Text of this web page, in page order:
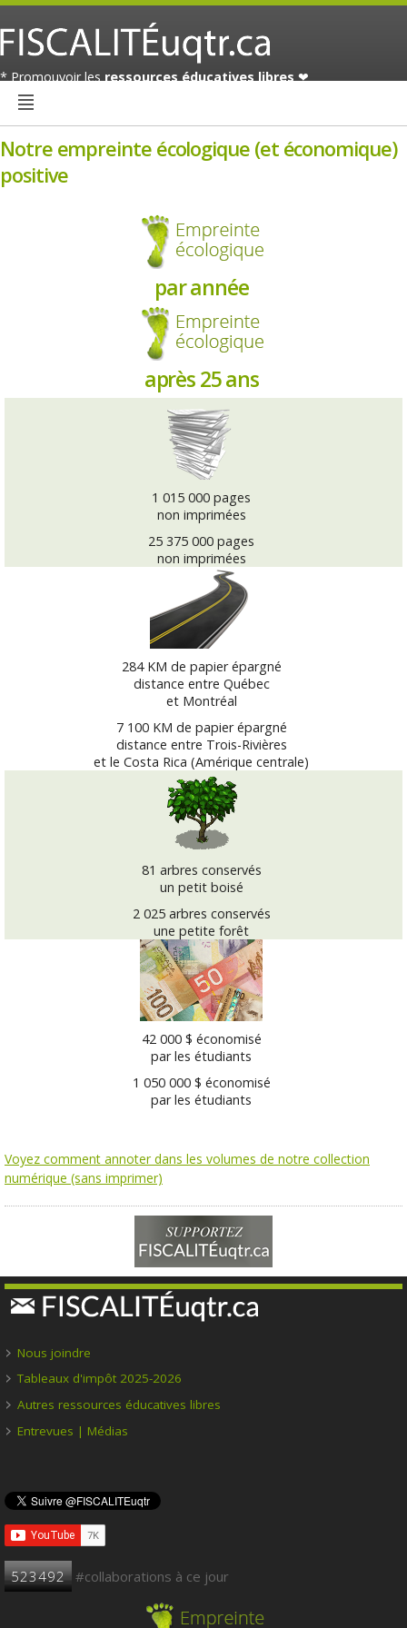
* Promouvoir lesressources éducatives libres❤
Notre empreinte écologique (et économique)
positive
par année
après 25 ans
1 015 000 pages
non imprimées
25 375 000 pages
non imprimées
284 KM de papier épargné
distance entre Québec
et Montréal
7 100 KM de papier épargné
distance entre Trois-Rivières
et le Costa Rica (Amérique centrale)
81 arbres conservés
un petit boisé
2 025 arbres conservés
une petite forêt
42 000 $ économisé
par les étudiants
1 050 000 $ économisé
par les étudiants
Voyez comment annoter dans les volumes de notre collection
numérique (sans imprimer)
Nous joindre
Tableaux d'impôt 2025-2026
Autres ressources éducatives libres
Entrevues | Médias
523492 #collaborations à ce jour